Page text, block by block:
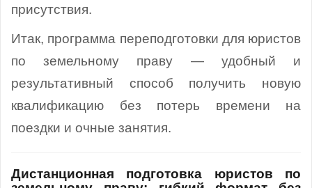
присутствия.
Итак, программа переподготовки для юристов
по земельному праву — удобный и
результативный способ получить новую
квалификацию без потерь времени на
поездки и очные занятия.
Дистанционная подготовка юристов по